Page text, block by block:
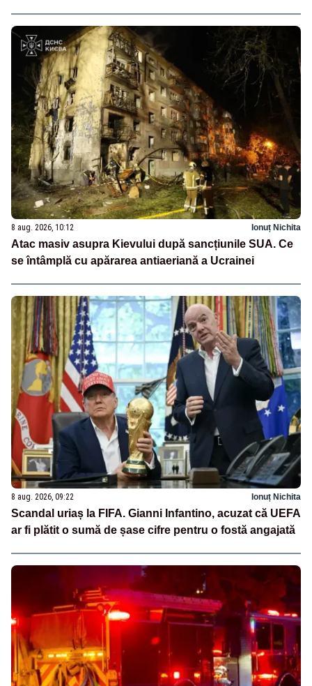
8 aug. 2026, 10:12 Ionuț Nichita
Atac masiv asupra Kievului după sancțiunile SUA. Ce
se întâmplă cu apărarea antiaeriană a Ucrainei
8 aug. 2026, 09:22 Ionuț Nichita
Scandal uriaș la FIFA. Gianni Infantino, acuzat că UEFA
ar fi plătit o sumă de șase cifre pentru o fostă angajată